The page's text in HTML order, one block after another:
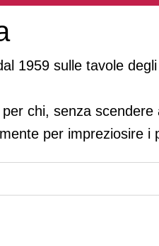
1959 sulle tavole
chi, senza
per impreziosire i
del titolo